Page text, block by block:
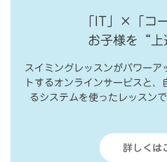
「IT」×「コ
お子様を“上
スイミングレッスンがパワーア
トするオンラインサービスと
るシステムを使ったレッスン
詳しくは